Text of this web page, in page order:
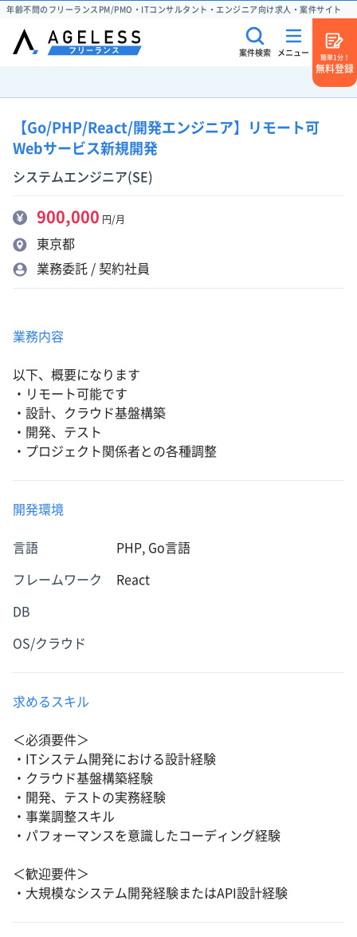
年齢不問のフリーランスPM/PMO・ITコンサルタント・エンジニア向け求人・案件サイト
案件検索 メニュー
簡単1分！
無料登録
【Go/PHP/React/開発エンジニア】リモート可
Webサービス新規開発
システムエンジニア(SE)
900,000 円/月
東京都
業務委託 / 契約社員
業務内容
以下、概要になります
・リモート可能です
・設計、クラウド基盤構築
・開発、テスト
・プロジェクト関係者との各種調整
開発環境
言語 PHP, Go言語
フレームワーク React
DB
OS/クラウド
求めるスキル
＜必須要件＞
・ITシステム開発における設計経験
・クラウド基盤構築経験
・開発、テストの実務経験
・事業調整スキル
・パフォーマンスを意識したコーディング経験
＜歓迎要件＞
・大規模なシステム開発経験またはAPI設計経験